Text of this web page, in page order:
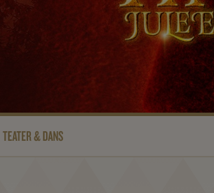
TEATER & DANS